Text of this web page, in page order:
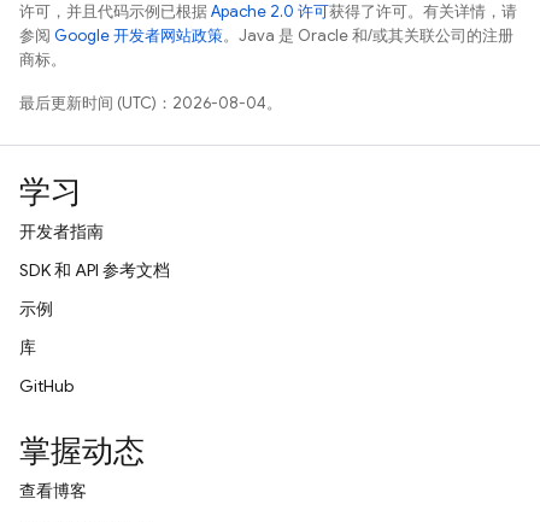
许可，并且代码示例已根据Apache 2.0 许可获得了许可。有关详情，请
参阅 Google 开发者网站政策。Java 是 Oracle 和/或其关联公司的注册
商标。
最后更新时间 (UTC)：2026-08-04。
学习
开发者指南
SDK 和 API 参考文档
示例
库
GitHub
掌握动态
查看博客